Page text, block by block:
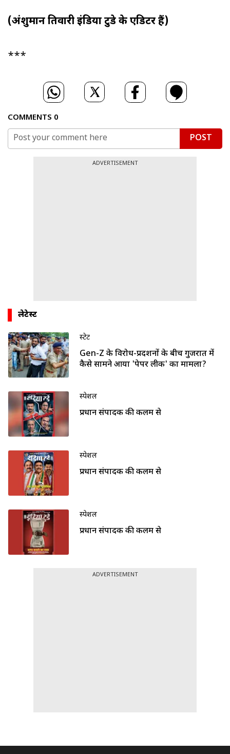
(अंशुमान तिवारी इंडिया टुडे के एडिटर हैं)
***
COMMENTS 0
POST
ADVERTISEMENT
लेटेस्ट
स्टेट
Gen-Z के विरोध-प्रदर्शनों के बीच गुजरात में
कैसे सामने आया 'पेपर लीक' का मामला?
स्पेशल
प्रधान संपादक की कलम से
स्पेशल
प्रधान संपादक की कलम से
स्पेशल
प्रधान संपादक की कलम से
ADVERTISEMENT